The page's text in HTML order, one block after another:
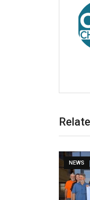
NEWS